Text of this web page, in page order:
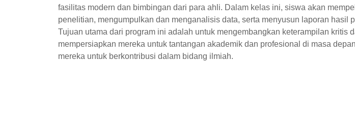
fasilitas modern dan bimbingan dari para ahli. Dalam kelas ini, siswa akan
penelitian, mengumpulkan dan menganalisis data, serta menyusun laporan hasil
Tujuan utama dari program ini adalah untuk mengembangkan keterampilan kritis
mempersiapkan mereka untuk tantangan akademik dan profesional di masa
mereka untuk berkontribusi dalam bidang ilmiah.